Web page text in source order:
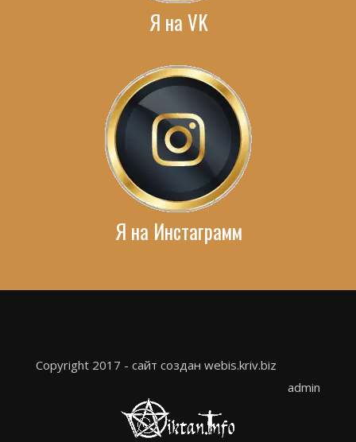
Я на VK
Я на Инстаграмм
Copyright 2017 - сайт создан webis.kriv.biz
admin